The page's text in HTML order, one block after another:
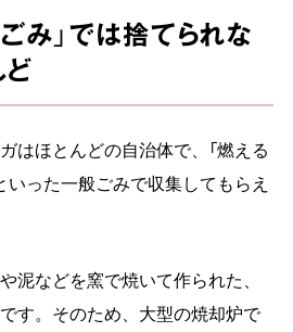
み」では捨てられな
はほとんどの自治体で、「燃える
いった一般ごみで収集してもらえ
泥などを窯で焼いて作られた、
す。そのため、大型の焼却炉で